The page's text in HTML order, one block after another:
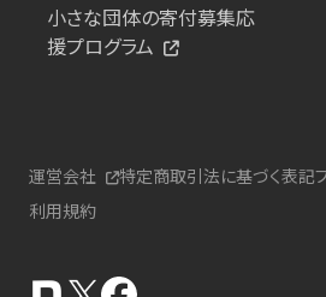
小さな団体の寄付募集応
援プログラム
運営会社 特定商取引法に基づく表記
利用規約